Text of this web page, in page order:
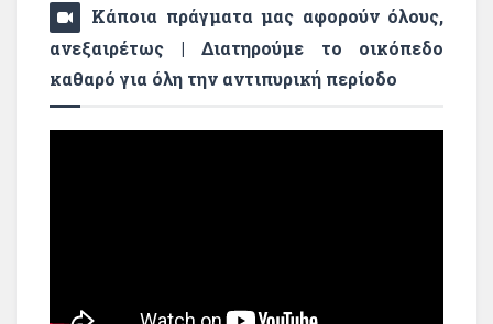
Κάποια πράγματα μας αφορούν όλους,
ανεξαιρέτως | Διατηρούμε το οικόπεδο
καθαρό για όλη την αντιπυρική περίοδο